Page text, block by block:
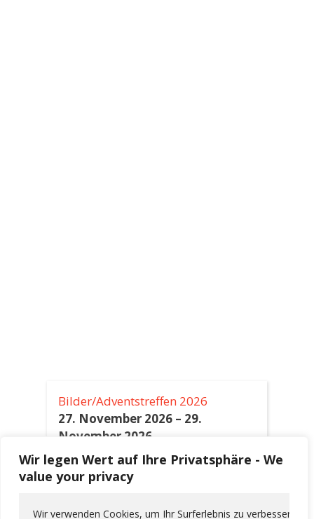
Wir legen Wert auf Ihre Privatsphäre - We
value your privacy
Wir verwenden Cookies, um Ihr Surferlebnis zu verbessern,
Bilder/Adventstreffen 2026
27. November 2026 – 29.
November 2026
Himmelfahrt 2027